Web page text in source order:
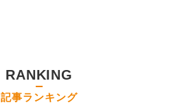
RANKING
記事ランキング